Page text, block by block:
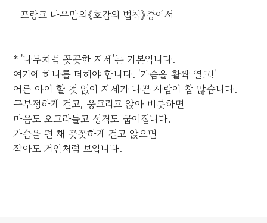
- 프랑크 나우만의《호감의 법칙》중에서 -
* '나무처럼 꼿꼿한 자세'는 기본입니다.
여기에 하나를 더해야 합니다. '가슴을 활짝 열고!'
어른 아이 할 것 없이 자세가 나쁜 사람이 참 많습니다.
구부정하게 걷고, 웅크리고 앉아 버릇하면
마음도 오그라들고 성격도 굽어집니다.
가슴을 편 채 꼿꼿하게 걷고 앉으면
작아도 거인처럼 보입니다.